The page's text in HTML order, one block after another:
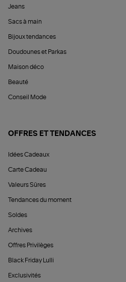
Jeans
Sacs à main
Bijoux tendances
Doudounes et Parkas
Maison déco
Beauté
Conseil Mode
OFFRES ET TENDANCES
Idées Cadeaux
Carte Cadeau
Valeurs Sûres
Tendances du moment
Soldes
Archives
Offres Privilèges
Black Friday Lulli
Exclusivités